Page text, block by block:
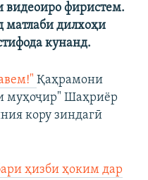
видеоиро фиристем.
матлаби дилхоҳи
кунанд.
Қаҳрамони
муҳоҷир" Шаҳриёр
кору зиндагӣ
ҳизби ҳоким дар